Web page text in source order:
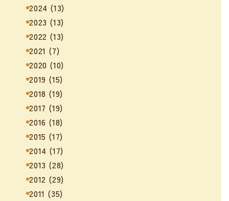
2024 (13)
2023 (13)
2022 (13)
2021 (7)
2020 (10)
2019 (15)
2018 (19)
2017 (19)
2016 (18)
2015 (17)
2014 (17)
2013 (28)
2012 (29)
2011 (35)